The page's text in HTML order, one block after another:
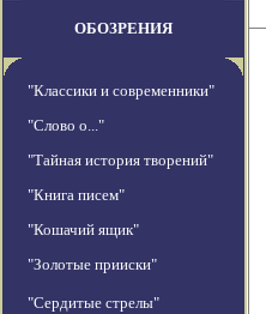
ОБОЗРЕНИЯ
"Классики и современники"
"Слово о..."
"Тайная история творений"
"Книга писем"
"Кошачий ящик"
"Золотые прииски"
"Сердитые стрелы"